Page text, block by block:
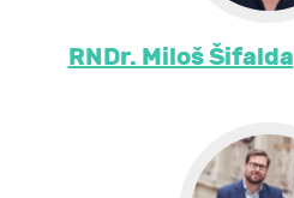
RNDr. Miloš Šifalda